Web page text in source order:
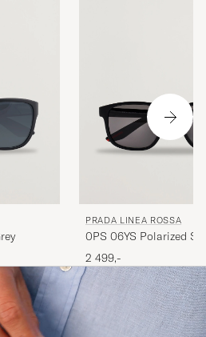
PRADA LINEA ROSSA
0PS 06YS Polarized
Black
2 499,-